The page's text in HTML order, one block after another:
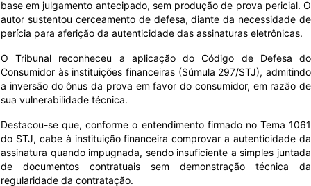
base em julgamento antecipado, sem produção de prova pericial. O
autor sustentou cerceamento de defesa, diante da necessidade de
perícia para aferição da autenticidade das assinaturas eletrônicas.
O Tribunal reconheceu a aplicação do Código de Defesa do
Consumidor às instituições financeiras (Súmula 297/STJ), admitindo
a inversão do ônus da prova em favor do consumidor, em razão de
sua vulnerabilidade técnica.
Destacou-se que, conforme o entendimento firmado no Tema 1061
do STJ, cabe à instituição financeira comprovar a autenticidade da
assinatura quando impugnada, sendo insuficiente a simples juntada
de documentos contratuais sem demonstração técnica da
regularidade da contratação.